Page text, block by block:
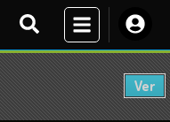
Ver